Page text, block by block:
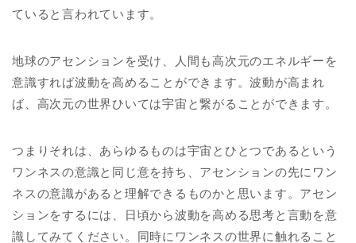
ていると言われています。
地球のアセンションを受け、人間も高次元のエネルギーを
意識すれば波動を高めることができます。波動が高まれ
ば、高次元の世界ひいては宇宙と繋がることができます。
つまりそれは、あらゆるものは宇宙とひとつであるという
ワンネスの意識と同じ意を持ち、アセンションの先にワン
ネスの意識があると理解できるものかと思います。アセン
ションをするには、日頃から波動を高める思考と言動を意
識してみてください。同時にワンネスの世界に触れること